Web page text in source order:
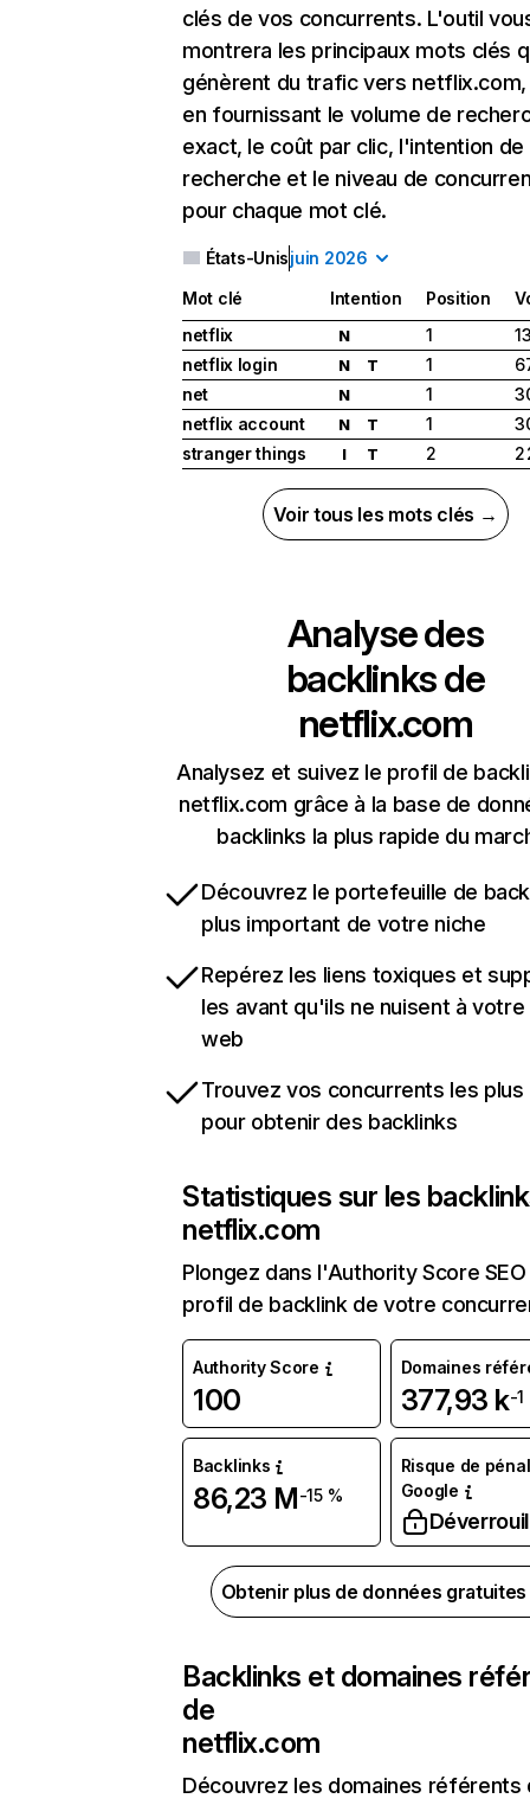
clés de vos concurrents. L'outil
montrera les principaux mots clés
génèrent du trafic vers
en fournissant le volume de
exact, le coût par clic, l'intention de
recherche et le niveau de
pour chaque mot clé.
États-Unisjuin 2026
Mot clé Intention Position
netflix
N 1
netflix login
N T 1
net
N 1
netflix account
N T 1
stranger things
I T 2 2
Voir tous les mots clés →
Analyse des
backlinks de
netflix.com
Analysez et suivez le profil de
netflix.com grâce à la base de
backlinks la plus rapide du
Découvrez le portefeuille de
plus important de votre niche
Repérez les liens toxiques et
les avant qu'ils ne nuisent à
web
Trouvez vos concurrents les
pour obtenir des backlinks
Statistiques sur les
netflix.com
Plongez dans l'Authority Score
profil de backlink de votre
Authority Score
100
Domaines
377,93 k-1
Backlinks
86,23 M-15 %
Risque de
Google
Obtenir plus de données
Backlinks et domaines
de
netflix.com
Découvrez les domaines référents